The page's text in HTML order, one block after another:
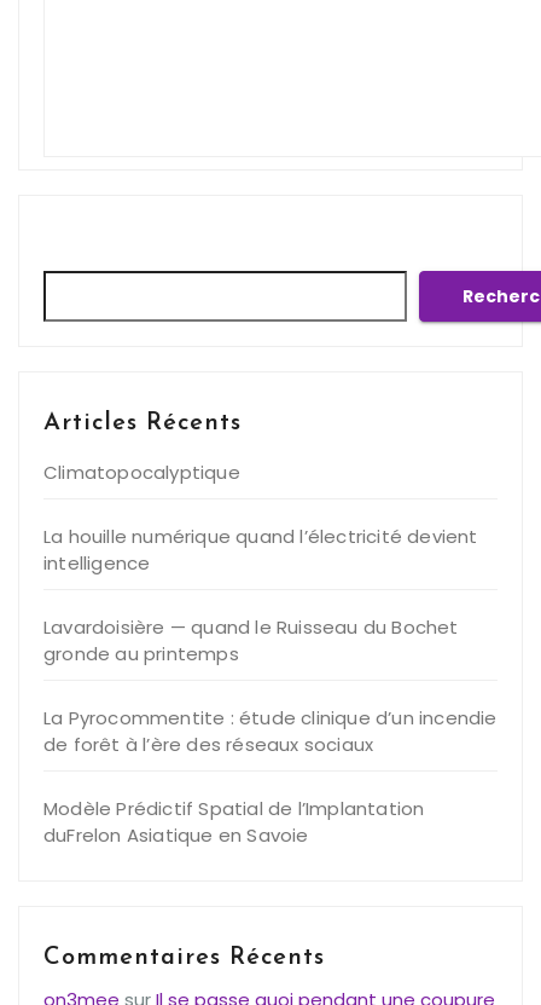
Articles Récents
Climatopocalyptique
La houille numérique quand l’électricité devient
intelligence
Lavardoisière — quand le Ruisseau du Bochet
gronde au printemps
La Pyrocommentite : étude clinique d’un incendie
de forêt à l’ère des réseaux sociaux
Modèle Prédictif Spatial de l’Implantation
duFrelon Asiatique en Savoie
Commentaires Récents
on3mee surIl se passe quoi pendant une coupure